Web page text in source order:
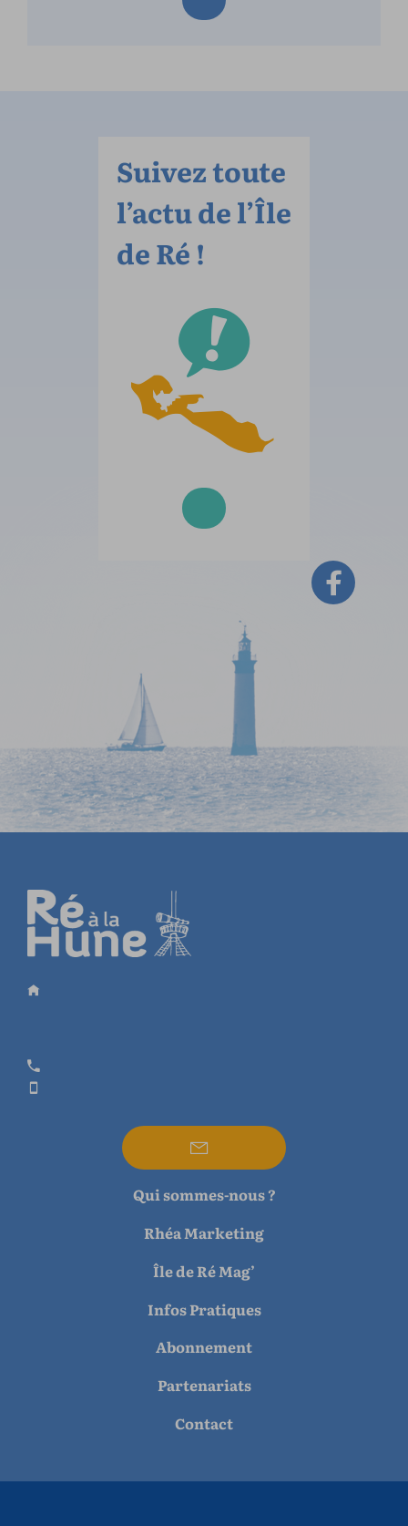
Suivez toute
l’actu de l’Île
de Ré !
Qui sommes-nous ?
Rhéa Marketing
Île de Ré Mag’
Infos Pratiques
Abonnement
Partenariats
Contact